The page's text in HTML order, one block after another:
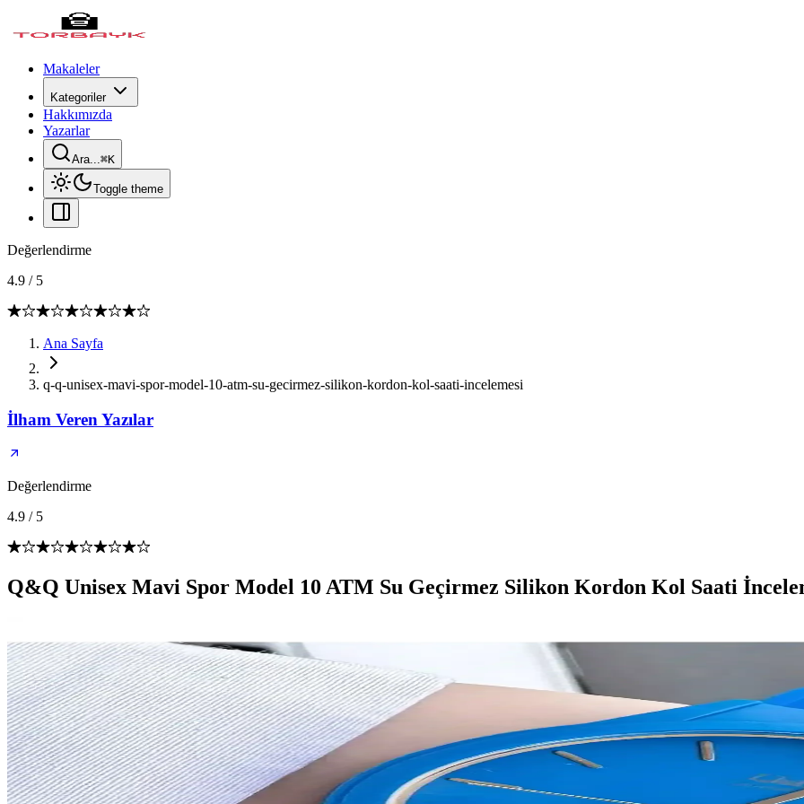
Makaleler
Kategoriler
Hakkımızda
Yazarlar
Ara...⌘K
Toggle theme
Değerlendirme
4.9 / 5
Ana Sayfa
q-q-unisex-mavi-spor-model-10-atm-su-gecirmez-silikon-kordon-kol-saati-incelemesi
İlham Veren Yazılar
Değerlendirme
4.9 / 5
Q&Q Unisex Mavi Spor Model 10 ATM Su Geçirmez Silikon Kordon Kol Saati